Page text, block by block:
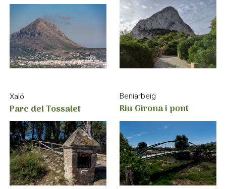
Xaló
Parc del Tossalet
Beniarbeig
Riu Girona i pont